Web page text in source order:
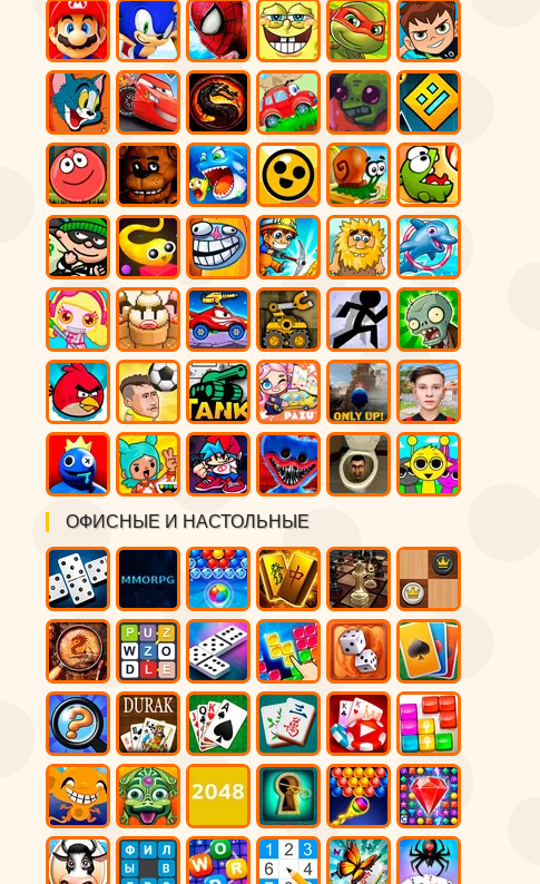
ОФИСНЫЕ И НАСТОЛЬНЫЕ